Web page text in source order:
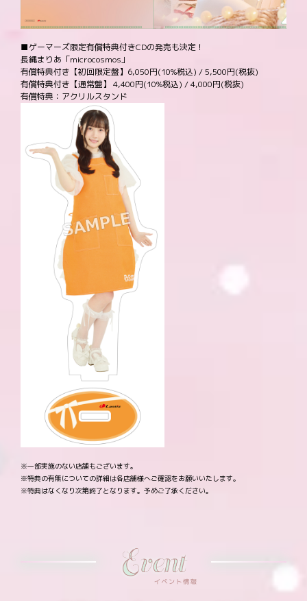
■ゲーマーズ限定有償特典付きCDの発売も決定！
長縄まりあ「microcosmos」
有償特典付き【初回限定盤】6,050円(10%税込) / 5,500円(税抜)
有償特典付き【通常盤】 4,400円(10%税込) / 4,000円(税抜)
有償特典：アクリルスタンド
※一部実施のない店舗もございます。
※特典の有無についての詳細は各店舗様へご確認をお願いいたします。
※特典はなくなり次第終了となります。予めご了承ください。